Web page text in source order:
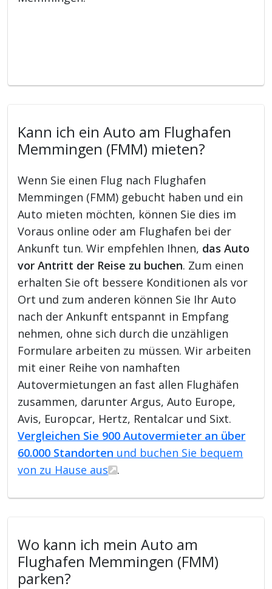
Kann ich ein Auto am Flughafen
Memmingen (FMM) mieten?
Wenn Sie einen Flug nach Flughafen
Memmingen (FMM) gebucht haben und ein
Auto mieten möchten, können Sie dies im
Voraus online oder am Flughafen bei der
Ankunft tun. Wir empfehlen Ihnen, das Auto
vor Antritt der Reise zu buchen. Zum einen
erhalten Sie oft bessere Konditionen als vor
Ort und zum anderen können Sie Ihr Auto
nach der Ankunft entspannt in Empfang
nehmen, ohne sich durch die unzähligen
Formulare arbeiten zu müssen. Wir arbeiten
mit einer Reihe von namhaften
Autovermietungen an fast allen Flughäfen
zusammen, darunter Argus, Auto Europe,
Avis, Europcar, Hertz, Rentalcar und Sixt.
Vergleichen Sie 900 Autovermieter an über
60.000 Standorten und buchen Sie bequem
von zu Hause aus
.
Wo kann ich mein Auto am
Flughafen Memmingen (FMM)
parken?